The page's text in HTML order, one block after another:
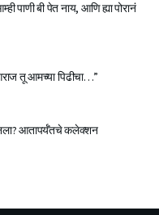
पाणी बी पेत नाय, आणि ह्या पोरानं
तू आमच्या पिढीचा…”
आतापर्यँतचे कलेक्शन